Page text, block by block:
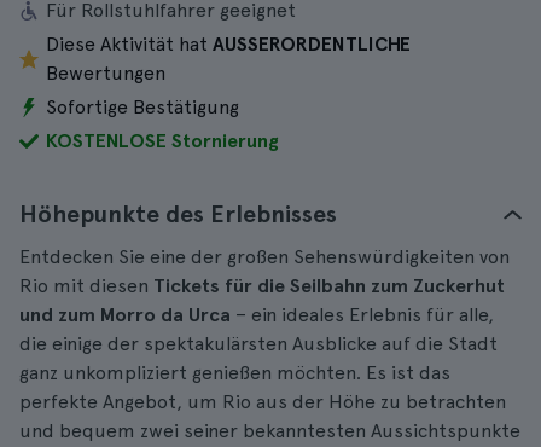
Für Rollstuhlfahrer geeignet
Diese Aktivität hat AUSSERORDENTLICHE
Bewertungen
Sofortige Bestätigung
KOSTENLOSE Stornierung
Höhepunkte des Erlebnisses
Entdecken Sie eine der großen Sehenswürdigkeiten von
Rio mit diesen Tickets für die Seilbahn zum Zuckerhut
und zum Morro da Urca – ein ideales Erlebnis für alle,
die einige der spektakulärsten Ausblicke auf die Stadt
ganz unkompliziert genießen möchten. Es ist das
perfekte Angebot, um Rio aus der Höhe zu betrachten
und bequem zwei seiner bekanntesten Aussichtspunkte